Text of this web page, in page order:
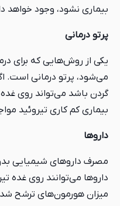
بیماری نشود، وجود خواهد
پرتو درمانی
یکی از روش‌هایی که برای
می‌شود، پرتو درمانی است.
گردن باشد می‌تواند روی غده
بیماری کم کاری تیروئید
داروها
مصرف داروهای شیمیایی
داروها می‌توانند روی غده
میزان هورمون‌های ترشح